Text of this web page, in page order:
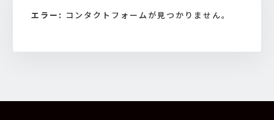
エラー: コンタクトフォームが見つかりません。